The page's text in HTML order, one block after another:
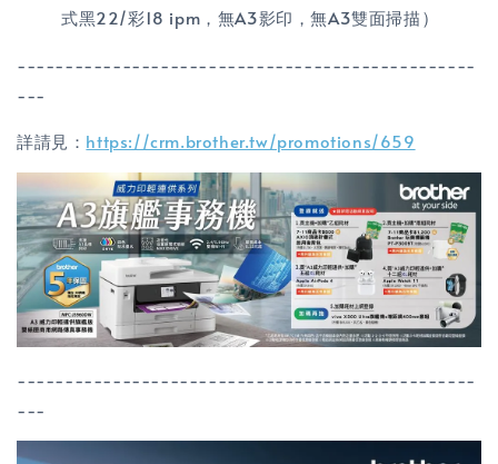
式黑22/彩18 ipm，無A3影印，無A3雙面掃描）
------------------------------------------------
---
詳請見： https://crm.brother.tw/promotions/659
------------------------------------------------
---